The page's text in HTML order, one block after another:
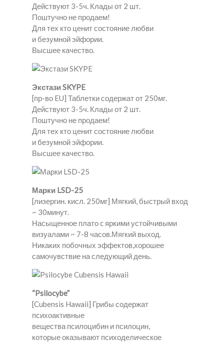
Действуют 3-5ч. Клады от 2 шт.
Поштучно не продаем!
Для тех кто ценит состояние любви
и безумной эйфории.
Высшее качество.
Экстази SKYPE
[пр-во EU] Таблетки содержат от 250мг.
Действуют 3-5ч. Клады от 2 шт.
Поштучно не продаем!
Для тех кто ценит состояние любви
и безумной эйфории.
Высшее качество.
Марки LSD-25
[лизергин. кисл. 250мг] Мягкий, быстрый вход
~ 30минут.
Насыщенное плато c яркими устойчивыми
визуалами ~ 7-8 часов.Мягкий выход.
Никаких побочных эффектов,хорошее
самочувствие на следующий день.
“Psilocybe”
[Cubensis Hawaii] Грибы содержат
психоактивные
вещества псилоцибин и псилоцин,
которые оказывают психоделическое